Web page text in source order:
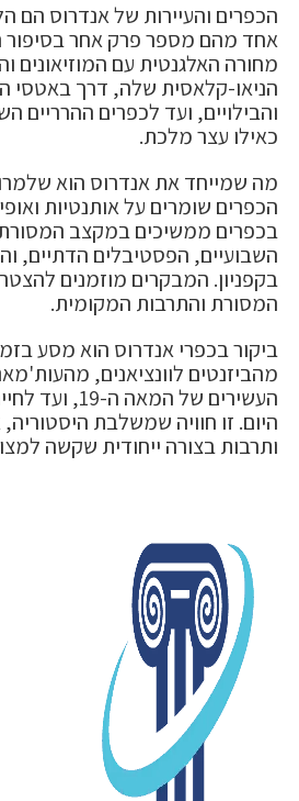
הכפרים והעיירות של אנדרוס הם
אחד מהם מספר פרק אחר בסיפור
מחורה האלגנטית עם המוזיאונים
הניאו-קלאסית שלה, דרך באטסי
והבילויים, ועד לכפרים ההרריים
כאילו עצר מלכת.
מה שמייחד את אנדרוס הוא
הכפרים שומרים על אותנטיות
בכפרים ממשיכים במקצב
השבועיים, הפסטיבלים הדתיים,
בקפניון. המבקרים מוזמנים
המסורת והתרבות המקומית.
ביקור בכפרי אנדרוס הוא מסע
מהביזנטים לוונציאנים,
העשירים של
היום. זו חוויה שמשלבת
ותרבות בצורה ייחודית שקשה